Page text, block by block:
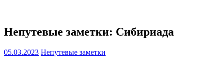
Непутевые заметки: Сибириада
05.03.2023 Непутевые заметки